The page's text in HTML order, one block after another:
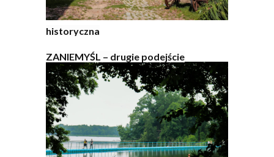
historyczna
ZANIEMYŚL – drugie podejście